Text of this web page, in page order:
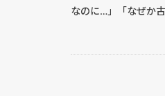
なのに…」「なぜか